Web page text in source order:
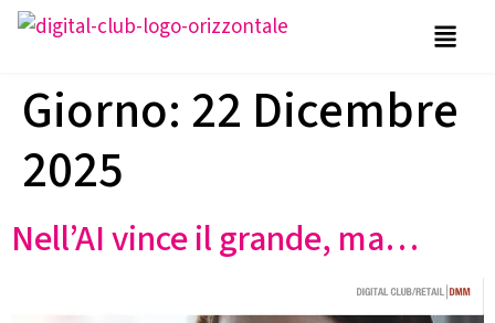
Giorno: 22 Dicembre
2025
Nell’AI vince il grande, ma…